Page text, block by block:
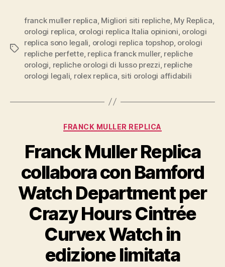
Tag
franck muller replica Migliori siti repliche, My Replica
orologi replica orologi replica Italia opinioni orologi
replica sono legali orologi replica topshop, orologi
repliche perfette, replica franck muller, repliche
orologi repliche orologi di lusso prezzi repliche
orologi legali rolex replica siti orologi affidabili
Categorie
FRANCK MULLER REPLICA
Franck Muller Replica
collabora con Bamford
Watch Department per
Crazy Hours Cintrée
Curvex Watch in
edizione limitata